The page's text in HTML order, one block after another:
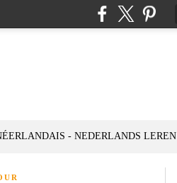
- NEDERLANDS LEREN